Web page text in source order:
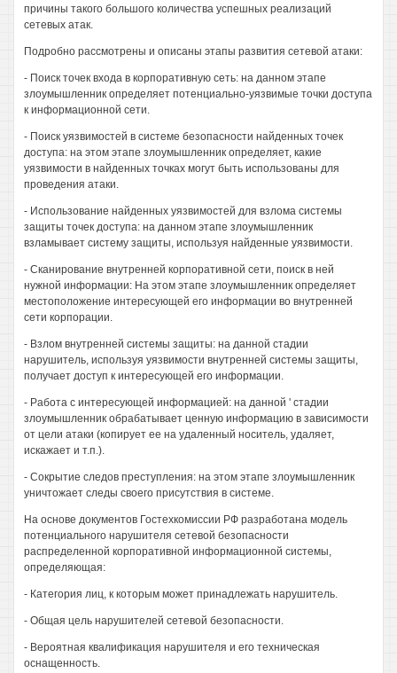
причины такого большого количества успешных реализаций
сетевых атак.
Подробно рассмотрены и описаны этапы развития сетевой атаки:
- Поиск точек входа в корпоративную сеть: на данном этапе
злоумышленник определяет потенциально-уязвимые точки доступа
к информационной сети.
- Поиск уязвимостей в системе безопасности найденных точек
доступа: на этом этапе злоумышленник определяет, какие
уязвимости в найденных точках могут быть использованы для
проведения атаки.
- Использование найденных уязвимостей для взлома системы
защиты точек доступа: на данном этапе злоумышленник
взламывает систему защиты, используя найденные уязвимости.
- Сканирование внутренней корпоративной сети, поиск в ней
нужной информации: На этом этапе злоумышленник определяет
местоположение интересующей его информации во внутренней
сети корпорации.
- Взлом внутренней системы защиты: на данной стадии
нарушитель, используя уязвимости внутренней системы защиты,
получает доступ к интересующей его информации.
- Работа с интересующей информацией: на данной ' стадии
злоумышленник обрабатывает ценную информацию в зависимости
от цели атаки (копирует ее на удаленный носитель, удаляет,
искажает и т.п.).
- Сокрытие следов преступления: на этом этапе злоумышленник
уничтожает следы своего присутствия в системе.
На основе документов Гостехкомиссии РФ разработана модель
потенциального нарушителя сетевой безопасности
распределенной корпоративной информационной системы,
определяющая:
- Категория лиц, к которым может принадлежать нарушитель.
- Общая цель нарушителей сетевой безопасности.
- Вероятная квалификация нарушителя и его техническая
оснащенность.